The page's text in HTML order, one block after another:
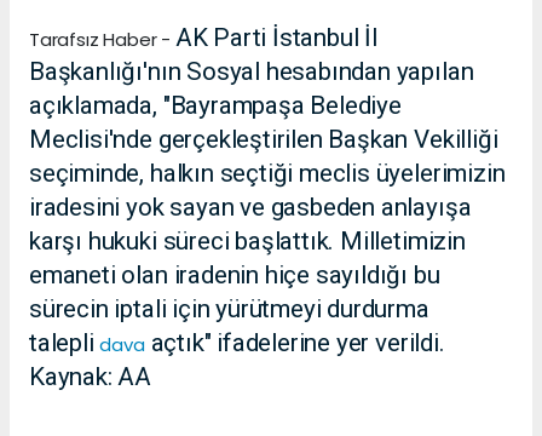
Tarafsız Haber - AK Parti İstanbul İl
Başkanlığı'nın Sosyal hesabından yapılan
açıklamada, "Bayrampaşa Belediye
Meclisi'nde gerçekleştirilen Başkan Vekilliği
seçiminde, halkın seçtiği meclis üyelerimizin
iradesini yok sayan ve gasbeden anlayışa
karşı hukuki süreci başlattık. Milletimizin
emaneti olan iradenin hiçe sayıldığı bu
sürecin iptali için yürütmeyi durdurma
talepli dava açtık" ifadelerine yer verildi.
Kaynak: AA